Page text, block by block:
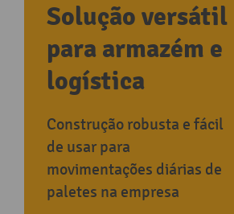
Solução versátil
para armazém e
logística
Construção robusta e fácil
de usar para
movimentações diárias de
paletes na empresa